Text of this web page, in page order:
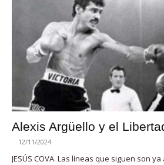
Alexis Argüello y el
- 12/11/2024
JESÚS COVA. Las líneas que siguen son